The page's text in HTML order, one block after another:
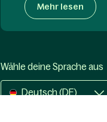
Mehr lesen
Wähle deine Sprache aus
Deutsch (DE)